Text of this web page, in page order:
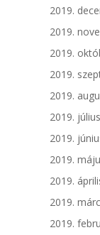
2019.
2019.
2019.
2019.
2019.
2019. július
2019.
2019.
2019.
2019.
2019.